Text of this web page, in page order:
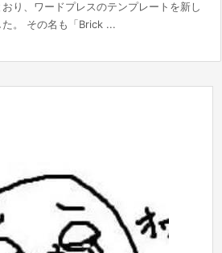
おり、ワードプレスのテンプレートを新し
た。 その名も「Brick ...